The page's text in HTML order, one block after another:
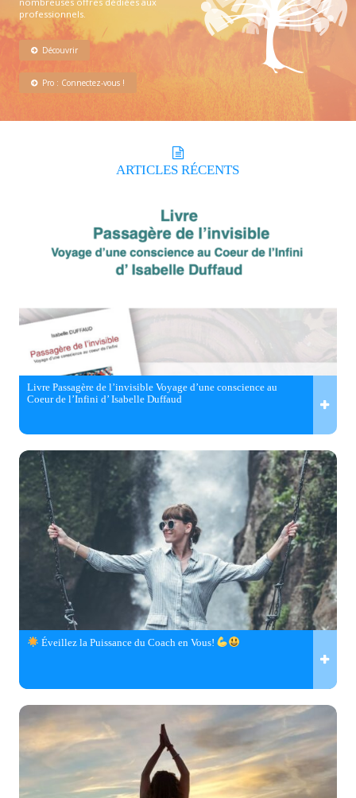
professionnels.
Découvrir
Pro : Connectez-vous !
ARTICLES RÉCENTS
Livre Passagère de l’invisible Voyage d’une conscience au
Coeur de l’Infini d’ Isabelle Duffaud
Éveillez la Puissance du Coach en Vous!